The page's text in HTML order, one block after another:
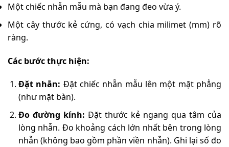
Một chiếc nhẫn mẫu mà bạn đang đeo vừa ý.
Một cây thước kẻ cứng, có vạch chia milimet (mm) rõ
ràng.
Các bước thực hiện:
Đặt nhẫn: Đặt chiếc nhẫn mẫu lên một mặt phẳng
(như mặt bàn).
Đo đường kính: Đặt thước kẻ ngang qua tâm của
lòng nhẫn. Đo khoảng cách lớn nhất bên trong lòng
nhẫn (không bao gồm phần viền nhẫn). Ghi lại số đo